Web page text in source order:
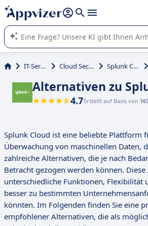
beantworten (mehrere Zeilen mit
Die KI von Appvizer führt Sie bei der Nutzung
von SaaS-Software in Unternehmen.
IT-Service Cloud Security Splunk Cloud
Alternativen zu
4.7Erstellt auf Basis von
Splunk Cloud ist eine beliebte Plattform
Überwachung von maschinellen Daten,
zahlreiche Alternativen, die je nach
Betracht gezogen werden können.
unterschiedliche Funktionen, Flexibilität
besser zu bestimmten
könnten. Im Folgenden finden Sie eine
empfohlener Alternativen, die als